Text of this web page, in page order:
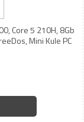
Core 5 210H, 8Gb
Mini Kule PC